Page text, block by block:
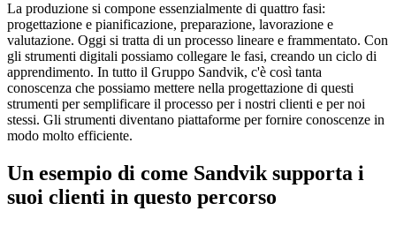
La produzione si compone essenzialmente di quattro fasi:
progettazione e pianificazione, preparazione, lavorazione e
valutazione. Oggi si tratta di un processo lineare e frammentato. Con
gli strumenti digitali possiamo collegare le fasi, creando un ciclo di
apprendimento. In tutto il Gruppo Sandvik, c'è così tanta
conoscenza che possiamo mettere nella progettazione di questi
strumenti per semplificare il processo per i nostri clienti e per noi
stessi. Gli strumenti diventano piattaforme per fornire conoscenze in
modo molto efficiente.
Un esempio di come Sandvik supporta i
suoi clienti in questo percorso